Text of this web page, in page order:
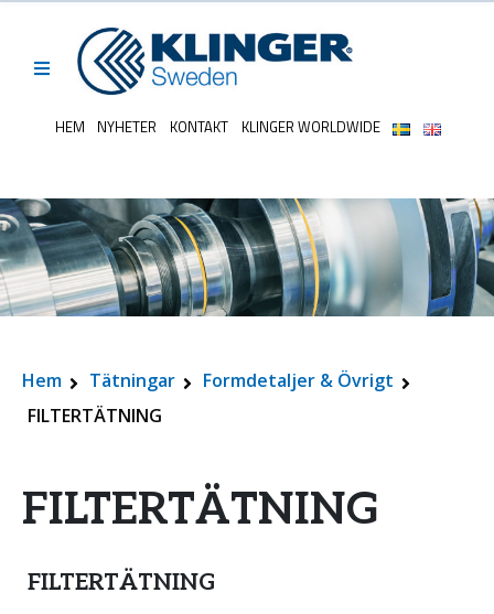
HEM NYHETER KONTAKT KLINGER WORLDWIDE
Hem Tätningar
Formdetaljer & Övrigt
FILTERTÄTNING
FILTERTÄTNING
FILTERTÄTNING